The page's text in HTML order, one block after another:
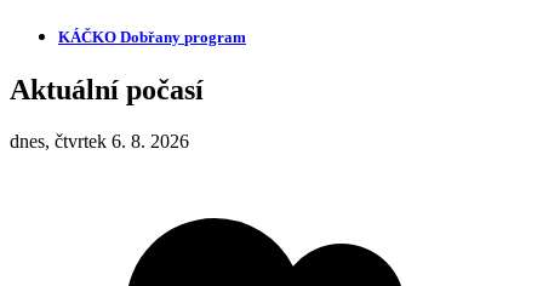
KÁČKO Dobřany program
Aktuální počasí
dnes, čtvrtek 6. 8. 2026